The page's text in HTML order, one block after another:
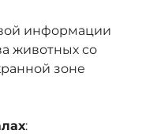
информации
животных со
зоне
: